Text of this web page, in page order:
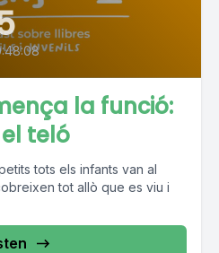
la funció:
teló
tots els infants van al
tot allò que es viu i